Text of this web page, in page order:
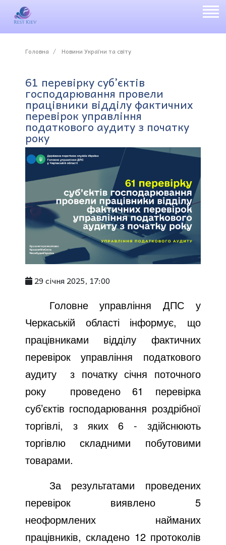
Головна Новини України та світу
61 перевірку суб’єктів
господарювання провели
працівники відділу фактичних
перевірок управління
податкового аудиту з початку
року
29 січня 2025, 17:00
Головне управління ДПС у
Черкаській області інформує, що
працівниками відділу фактичних
перевірок управління податкового
аудиту
з початку січня поточного
року
проведено 61 перевірка
суб’єктів господарювання роздрібної
торгівлі, з яких 6 - здійснюють
торгівлю складними побутовими
товарами.
За результатами проведених
перевірок виявлено 5
неоформлених найманих
працівників, складено 12 протоколів